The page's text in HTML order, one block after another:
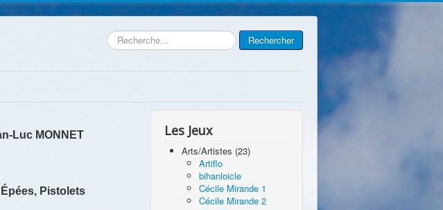
Rechercher Rechercher
Luc MONNET
Pistolets
Les Jeux
Arts/Artistes (23)
Artiflo
bihanloicle
Cécile Mirande 1
Cécile Mirande 2